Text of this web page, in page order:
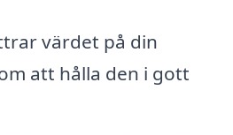
värdet på din
att hålla den i gott